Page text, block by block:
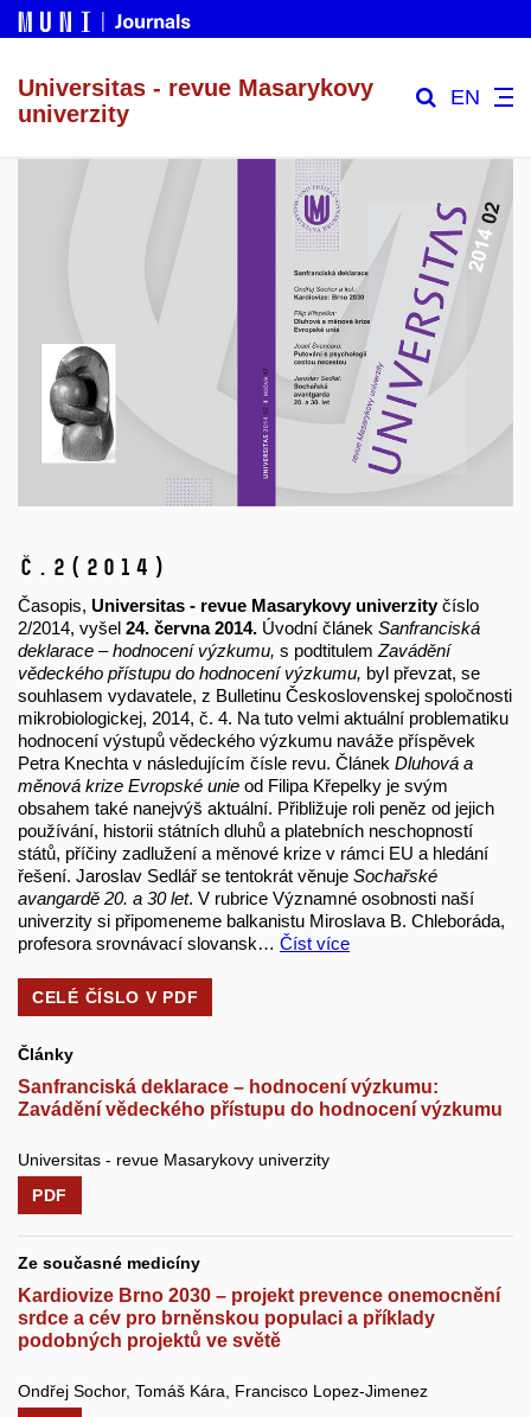
Universitas - revue Masarykovy
univerzity
EN
č.2 (2014)
Časopis, Universitas - revue Masarykovy univerzityčíslo
2/2014, vyšel 24. června 2014. Úvodní článek Sanfranciská
deklarace – hodnocení výzkumu, s podtitulem Zavádění
vědeckého přístupu do hodnocení výzkumu, byl převzat, se
souhlasem vydavatele, z Bulletinu Československej spoločnosti
mikrobiologickej, 2014, č. 4. Na tuto velmi aktuální problematiku
hodnocení výstupů vědeckého výzkumu naváže příspěvek
Petra Knechta v následujícím čísle revu. Článek Dluhová a
měnová krize Evropské unie od Filipa Křepelky je svým
obsahem také nanejvýš aktuální. Přibližuje roli peněz od jejich
používání, historii státních dluhů a platebních neschopností
států, příčiny zadlužení a měnové krize v rámci EU a hledání
řešení. Jaroslav Sedlář se tentokrát věnuje Sochařské
avangardě 20. a 30 let. V rubrice Významné osobnosti naší
univerzity si připomeneme balkanistu Miroslava B. Chleboráda,
profesora srovnávací slovansk… Číst více
CELÉ ČÍSLO V PDF
Články
Sanfranciská deklarace – hodnocení výzkumu:
Zavádění vědeckého přístupu do hodnocení výzkumu
Universitas - revue Masarykovy univerzity
PDF
Ze současné medicíny
Kardiovize Brno 2030 – projekt prevence onemocnění
srdce a cév pro brněnskou populaci a příklady
podobných projektů ve světě
Ondřej Sochor, Tomáš Kára, Francisco Lopez-Jimenez